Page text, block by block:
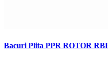
Bacuri Plita PPR ROTOR